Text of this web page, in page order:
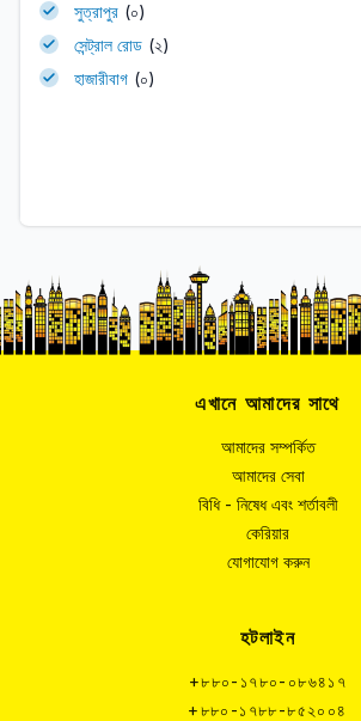
সুত্রাপুর (০)
সেন্ট্রাল রোড (২)
হাজারীবাগ (০)
এখানে আমাদের সাথে
আমাদের সম্পর্কিত
আমাদের সেবা
বিধি - নিষেধ এবং শর্তাবলী
কেরিয়ার
যোগাযোগ করুন
হটলাইন
+৮৮০-১৭৮০-০৮৬৪১৭
+৮৮০-১৭৮৮-৮৫২০০৪